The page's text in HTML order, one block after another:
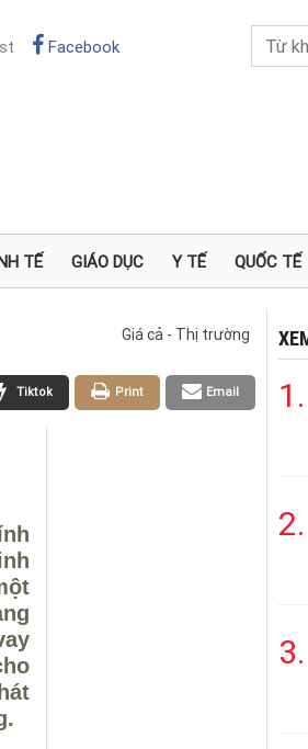
Facebook
TẾ GIÁO DỤC Y TẾ QUỐC TẾ
Giá cả - Thị trường
Email
Print
Tiktok 1.
2.
3.